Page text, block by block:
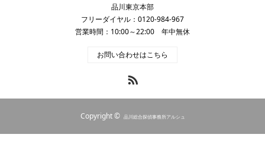
品川東京本部
フリーダイヤル：0120-984-967
営業時間：10:00～22:00 年中無休
お問い合わせはこちら
Copyright © 品川総合探偵事務所アルシュ